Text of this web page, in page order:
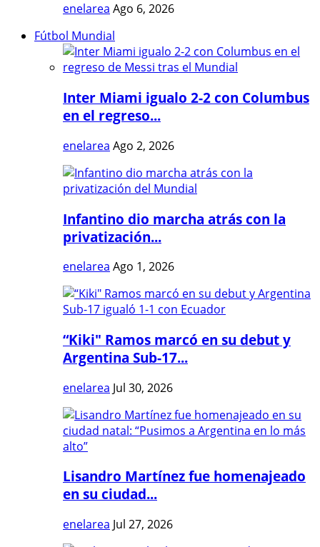
enelarea Ago 6, 2026
Fútbol Mundial
Inter Miami igualo 2-2 con Columbus
en el regreso...
enelarea Ago 2, 2026
Infantino dio marcha atrás con la
privatización...
enelarea Ago 1, 2026
“Kiki" Ramos marcó en su debut y
Argentina Sub-17...
enelarea Jul 30, 2026
Lisandro Martínez fue homenajeado
en su ciudad...
enelarea Jul 27, 2026